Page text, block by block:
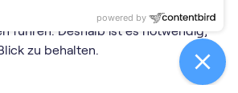
können schon kleine Fehler zu
führen. Deshalb ist es notwendig,
zu behalten.